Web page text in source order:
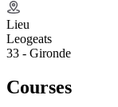
Lieu
Leogeats
33 - Gironde
Courses